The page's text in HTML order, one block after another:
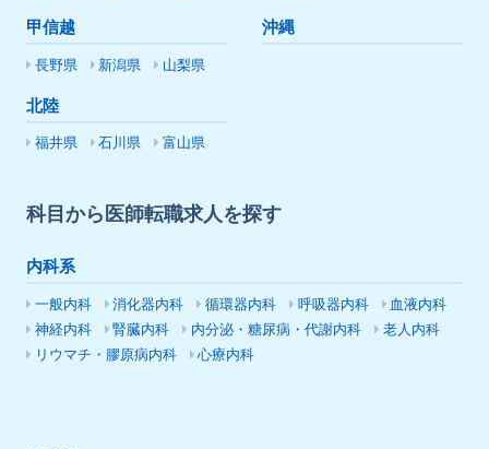
甲信越
長野県 新潟県 山梨県
北陸
福井県 石川県 富山県
沖縄
科目から医師転職求人を探す
内科系
一般内科 消化器内科 循環器内科 呼吸器内科
血液内科
神経内科
腎臓内科 内分泌・糖尿病・代謝内科
老人内科
リウマチ・膠原病内科
心療内科